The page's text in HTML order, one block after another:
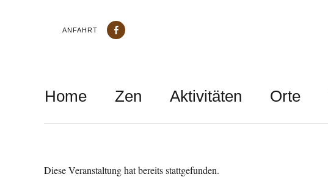
ANFAHRT
Home Zen Aktivitäten Orte
Diese Veranstaltung hat bereits stattgefunden.